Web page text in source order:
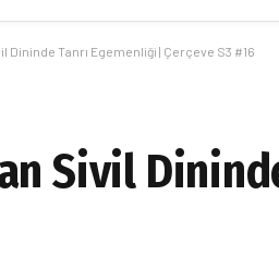
Dininde Tanrı Egemenliği | Çerçeve S3 #16
Sivil